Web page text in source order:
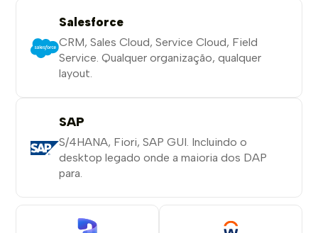
Salesforce
CRM, Sales Cloud, Service Cloud, Field
Service. Qualquer organização, qualquer
layout.
SAP
S/4HANA, Fiori, SAP GUI. Incluindo o
desktop legado onde a maioria dos DAP
para.